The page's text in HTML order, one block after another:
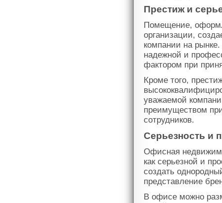
Престиж и
Помещение,
организации,
компании на
надежной и
фактором при
Кроме того,
уважаемой
преимуществом
сотрудников.
Серьезность и
Офисная
как серьезной и
создать
представление
В офисе можно